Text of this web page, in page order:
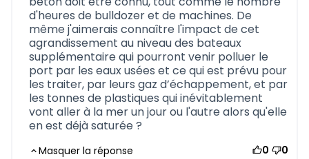
d'heures de bulldozer et de machines. De
même j'aimerais connaître l'impact de cet
agrandissement au niveau des bateaux
supplémentaire qui pourront venir polluer le
port par les eaux usées et ce qui est prévu pour
les traiter, par leurs gaz d’échappement, et par
les tonnes de plastiques qui inévitablement
vont aller à la mer un jour ou l'autre alors qu'elle
en est déjà saturée ?
Masquer la réponse 0 0